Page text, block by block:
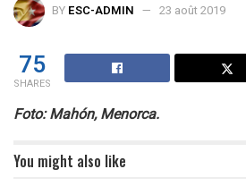
BY ESC-ADMIN 23 août 2019
75
SHARES
Foto: Mahón, Menorca.
You might also like